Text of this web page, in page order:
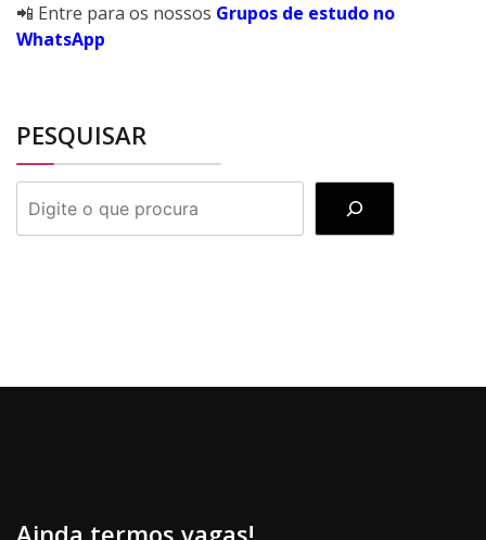
📲 Entre para os nossos Grupos de estudo no
WhatsApp
PESQUISAR
PESQUISAR